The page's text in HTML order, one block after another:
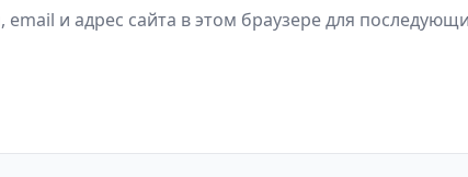
и адрес сайта в этом браузере для